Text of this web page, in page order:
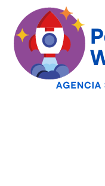
Optimiza tu web
para las AI
Google
Overviews y los
LLMs